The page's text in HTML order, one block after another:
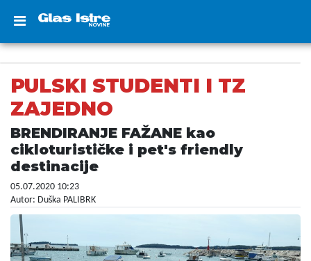
PULSKI STUDENTI I TZ
ZAJEDNO
BRENDIRANJE FAŽANE kao
cikloturističke i pet's friendly
destinacije
05.07.2020 10:23
Autor: Duška PALIBRK